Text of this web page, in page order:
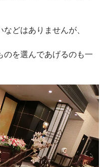
どはありませんが、
のを選んであげるのも一